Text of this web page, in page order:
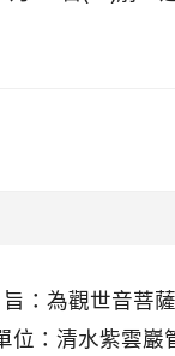
：為觀世音菩
位：清水紫雲